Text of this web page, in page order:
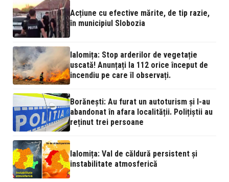
Acțiune cu efective mărite, de tip razie,
în municipiul Slobozia
Ialomița: Stop arderilor de vegetație
uscată! Anunțați la 112 orice început de
incendiu pe care îl observați.
Borănești: Au furat un autoturism și l-au
abandonat în afara localității. Polițiștii au
reținut trei persoane
Ialomița: Val de căldură persistent și
instabilitate atmosferică